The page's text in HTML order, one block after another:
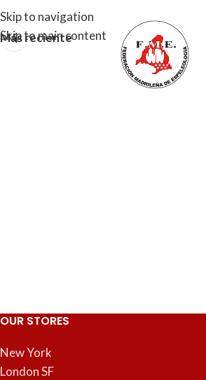
Skip to navigation
Skip to main content
MENU
Más reciente
OUR STORES
New York
London SF